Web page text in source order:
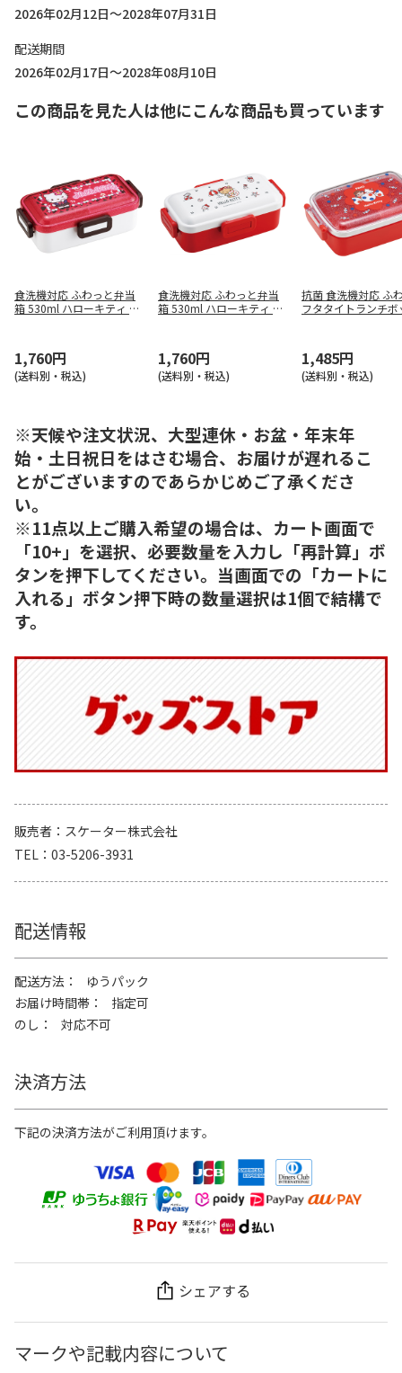
2026年02月12日～2028年07月31日
配送期間
2026年02月17日～2028年08月10日
この商品を見た人は他にこんな商品も買っています
食洗機対応 ふわっと弁当
箱 530ml ハローキティ ス
1,760円
(送料別・税込)
食洗機対応 ふわっと弁当
箱 530ml ハローキティ Su
1,760円
(送料別・税込)
抗菌 食洗機対応 ふ
フタタイトランチボ
1,485円
(送料別・税込)
※天候や注文状況、大型連休・お盆・年末年
始・土日祝日をはさむ場合、お届けが遅れるこ
とがございますのであらかじめご了承くださ
い。
※11点以上ご購入希望の場合は、カート画面で
「10+」を選択、必要数量を入力し「再計算」ボ
タンを押下してください。当画面での「カートに
入れる」ボタン押下時の数量選択は1個で結構で
す。
販売者
スケーター株式会社
TEL
03-5206-3931
配送情報
配送方法
ゆうパック
お届け時間帯
指定可
のし
対応不可
決済方法
下記の決済方法がご利用頂けます。
シェアする
マークや記載内容について